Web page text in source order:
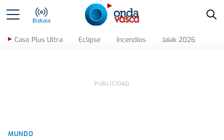
Bizkaia
Caso Plus Ultra Eclipse Incendios Jaiak 2026
MUNDO